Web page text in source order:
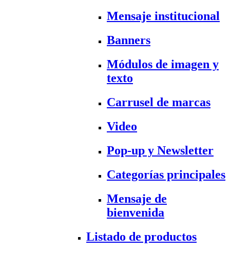
Mensaje institucional
Banners
Módulos de imagen y
texto
Carrusel de marcas
Video
Pop-up y Newsletter
Categorías principales
Mensaje de
bienvenida
Listado de productos